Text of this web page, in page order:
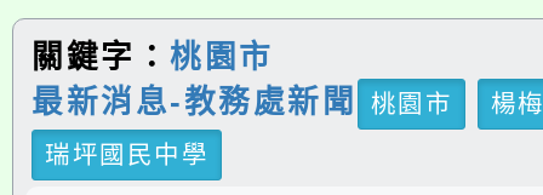
關鍵字：桃園市
最新消息-教務處新聞
桃園市
楊
瑞坪國民中學